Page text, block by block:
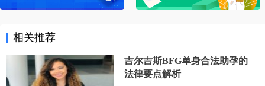
相关推荐
吉尔吉斯BFG单身合法助孕的
法律要点解析